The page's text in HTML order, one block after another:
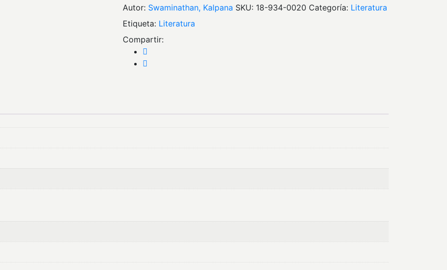
Autor: Swaminathan, Kalpana SKU: 18-934-0020 Categoría:
literatura
Etiqueta:
literatura
Compartir: